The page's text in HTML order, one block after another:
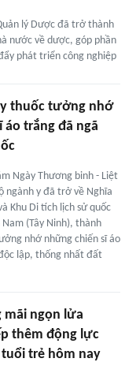
lý Dược đã trở thành
nước về dược, góp phần
phát triển công nghiệp
thuốc tưởng nhớ
áo trắng đã ngã
Ngày Thương binh - Liệt
ngành y đã trở về Nghĩa
Khu Di tích lịch sử quốc
(Tây Ninh), thành
nhớ những chiến sĩ áo
lập, thống nhất đất
mãi ngọn lửa
thêm động lực
trẻ hôm nay